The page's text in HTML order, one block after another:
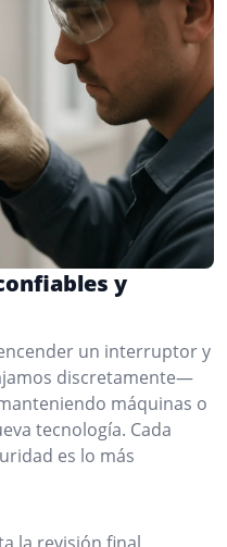
y
un interruptor y
discretamente—
máquinas o
tecnología. Cada
es lo más